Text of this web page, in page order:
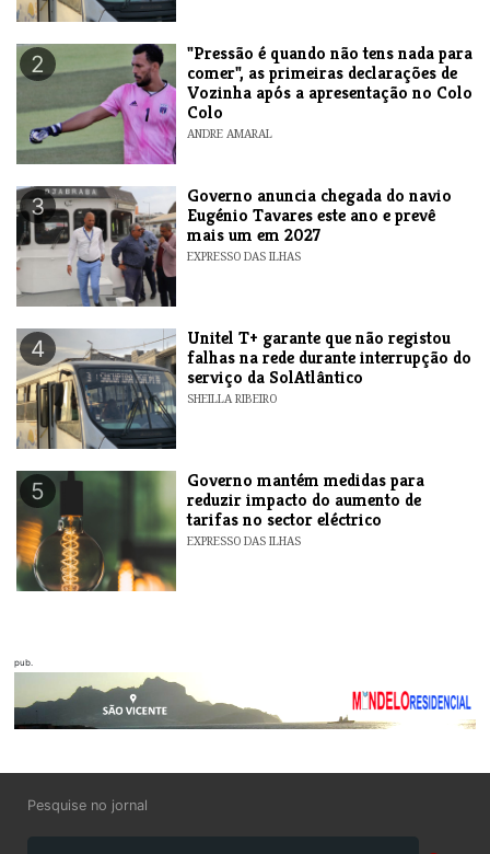
2
"Pressão é quando não tens nada para
comer", as primeiras declarações de
Vozinha após a apresentação no Colo
Colo
ANDRE AMARAL
3
Governo anuncia chegada do navio
Eugénio Tavares este ano e prevê
mais um em 2027
EXPRESSO DAS ILHAS
4
Unitel T+ garante que não registou
falhas na rede durante interrupção do
serviço da SolAtlântico
SHEILLA RIBEIRO
5
Governo mantém medidas para
reduzir impacto do aumento de
tarifas no sector eléctrico
EXPRESSO DAS ILHAS
pub.
Pesquise no jornal